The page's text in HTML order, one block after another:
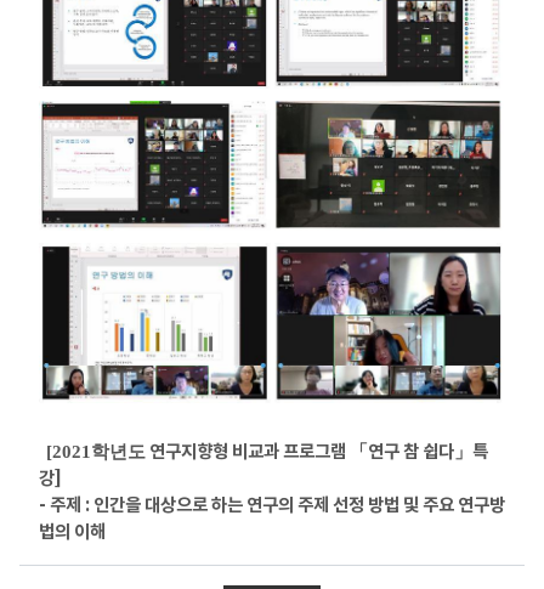
[2021학년도 연구지향형 비교과 프로그램 「연구 참 쉽다 」 특
강]
- 주제 : 인간을 대상으로 하는 연구의 주제 선정 방법 및 주요 연구방
법의 이해